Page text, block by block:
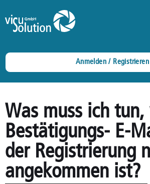
Anmelden / Registrieren
Was muss ich
Bestätigungs- E-
der Registrierung
angekommen ist?